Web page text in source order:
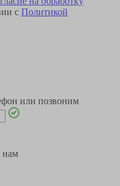
с Политикой
или позвоним
нам